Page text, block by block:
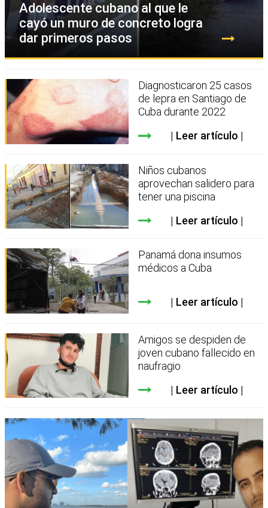
Adolescente cubano al que le
cayó un muro de concreto logra
dar primeros pasos
Diagnosticaron 25 casos
de lepra en Santiago de
Cuba durante 2022
Leer artículo
Niños cubanos
aprovechan salidero para
tener una piscina
Leer artículo
Panamá dona insumos
médicos a Cuba
Leer artículo
Amigos se despiden de
joven cubano fallecido en
naufragio
Leer artículo